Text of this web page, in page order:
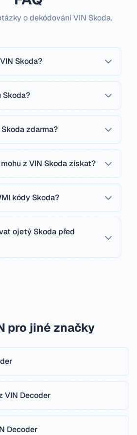
o dekódování VIN Skoda.
Skoda?
Skoda?
zdarma?
z VIN Skoda získat?
kódy Skoda?
ojetý Skoda před
pro jiné značky
VIN Decoder
Decoder